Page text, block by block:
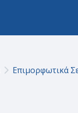
Επιμορφωτικά